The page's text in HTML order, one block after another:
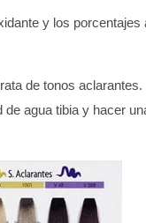
y los porcentajes
de tonos
agua tibia y hacer